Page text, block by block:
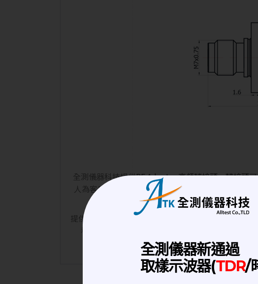
全測儀器科技提供RF Adapter 高頻轉接頭，轉接頭
人為客戶提供最佳解決方案。適用於半導體產業、
的產
提供鍍金,鍍鎳,不鏽鋼不同材質的
，例如：
科技提供
Divider，RF
全測儀器新通過
取樣示波器(TDR/